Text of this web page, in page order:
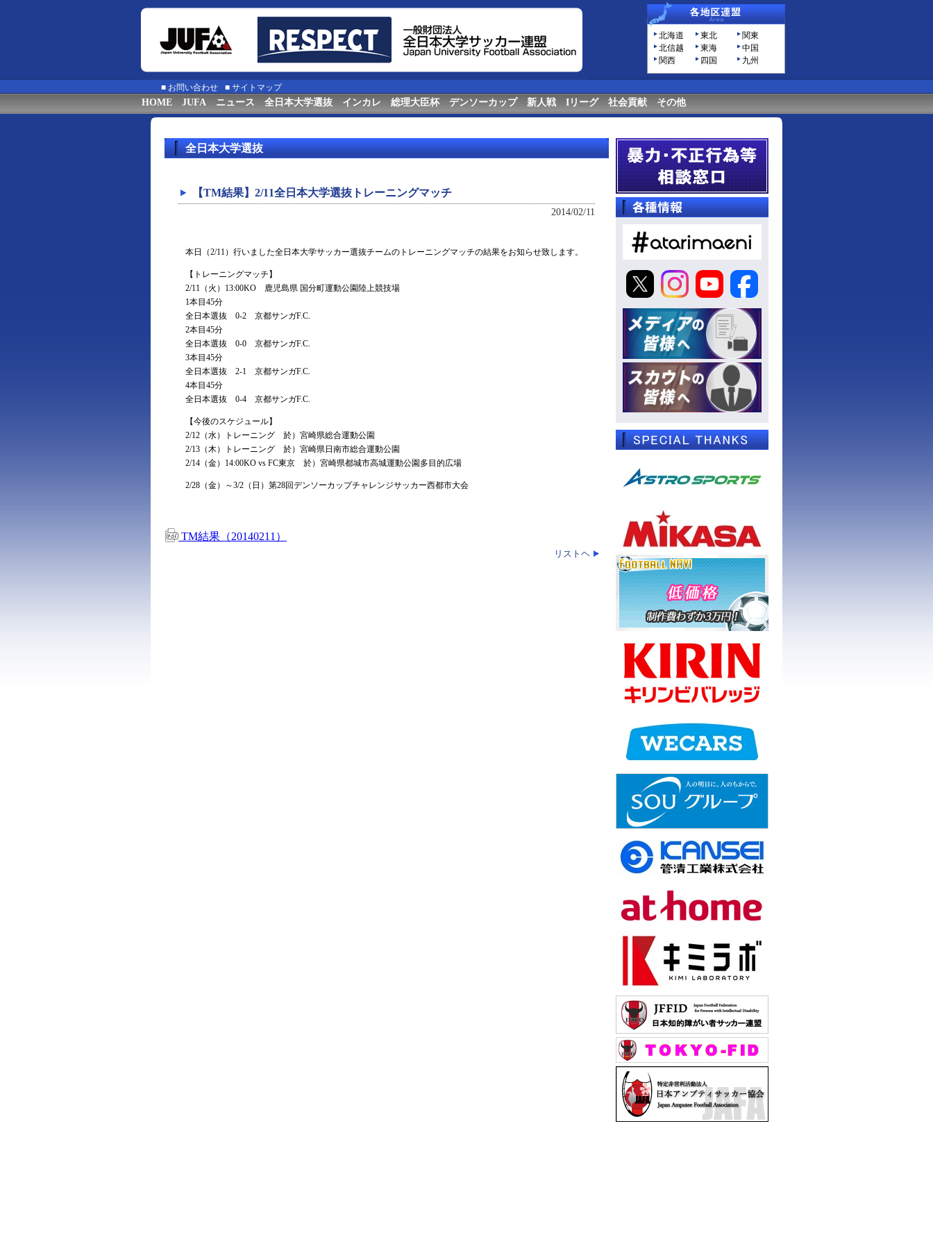
北海道 東北
関東
北信越
東海
中国
関西
四国 九州
■ お問い合わせ ■ サイトマップ
HOME JUFA ニュース 全日本大学選抜 インカレ 総理大臣杯 デンソーカップ 新人戦 Iリーグ 社会貢献 その他
全日本大学選抜
【TM結果】2/11全日本大学選抜トレーニングマッチ
2014/02/11
本日（2/11）行いました全日本大学サッカー選抜チームのトレーニングマッチの結果をお知らせ致します。
【トレーニングマッチ】
2/11（火）13:00KO 鹿児島県 国分町運動公園陸上競技場
1本目45分
全日本選抜 0-2 京都サンガF.C.
2本目45分
全日本選抜 0-0 京都サンガF.C.
3本目45分
全日本選抜 2-1 京都サンガF.C.
4本目45分
全日本選抜 0-4 京都サンガF.C.
【今後のスケジュール】
2/12（水）トレーニング 於）宮崎県総合運動公園
2/13（木）トレーニング 於）宮崎県日南市総合運動公園
2/14（金）14:00KO vs FC東京 於）宮崎県都城市高城運動公園多目的広場
2/28（金）～3/2（日）第28回デンソーカップチャレンジサッカー西都市大会
TM結果（20140211）
リストヘ